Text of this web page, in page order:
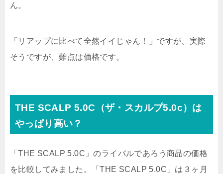
ん。
「リアップに比べて全然イイじゃん！」ですが、実際
そうですが、難点は価格です。
THE SCALP 5.0C（ザ・スカルプ5.0c）は
やっぱり高い？
「THE SCALP 5.0C」のライバルであろう商品の価格
を比較してみました。「THE SCALP 5.0C」は３ヶ月